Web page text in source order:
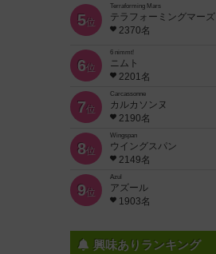
5位
Terraforming Mars
テラフォーミングマーズ
2370名
6位
6 nimmt!
ニムト
2201名
7位
Carcassonne
カルカソンヌ
2190名
8位
Wingspan
ウイングスパン
2149名
9位
Azul
アズール
1903名
興味ありランキング